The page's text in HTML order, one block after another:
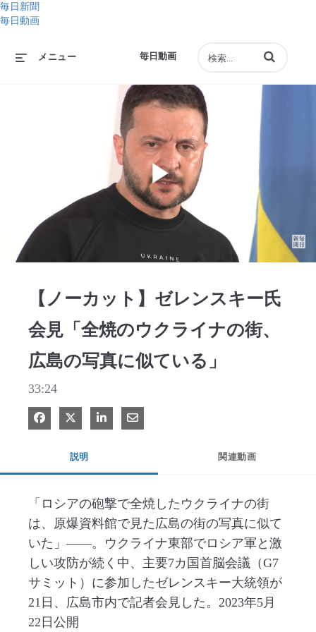
毎日新聞
毎日動画
毎日動画
メニュー 動画の検索語句
Play
【ノーカット】ゼレンスキー氏
会見「全焼のウクライナの街、
広島の写真に似ている」
33:24
Facebook で共有
Xで共有する
LinkedIn で共有
電子メールで共有
説明 関連動画
「ロシアの砲撃で全焼したウクライナの街
は、原爆資料館で見た広島の街の写真に似て
いた」――。ウクライナ東部でロシア軍と激
しい攻防が続く中、主要7カ国首脳会議（G7
サミット）に参加したゼレンスキー大統領が
21日、広島市内で記者会見した。2023年5月
22日公開